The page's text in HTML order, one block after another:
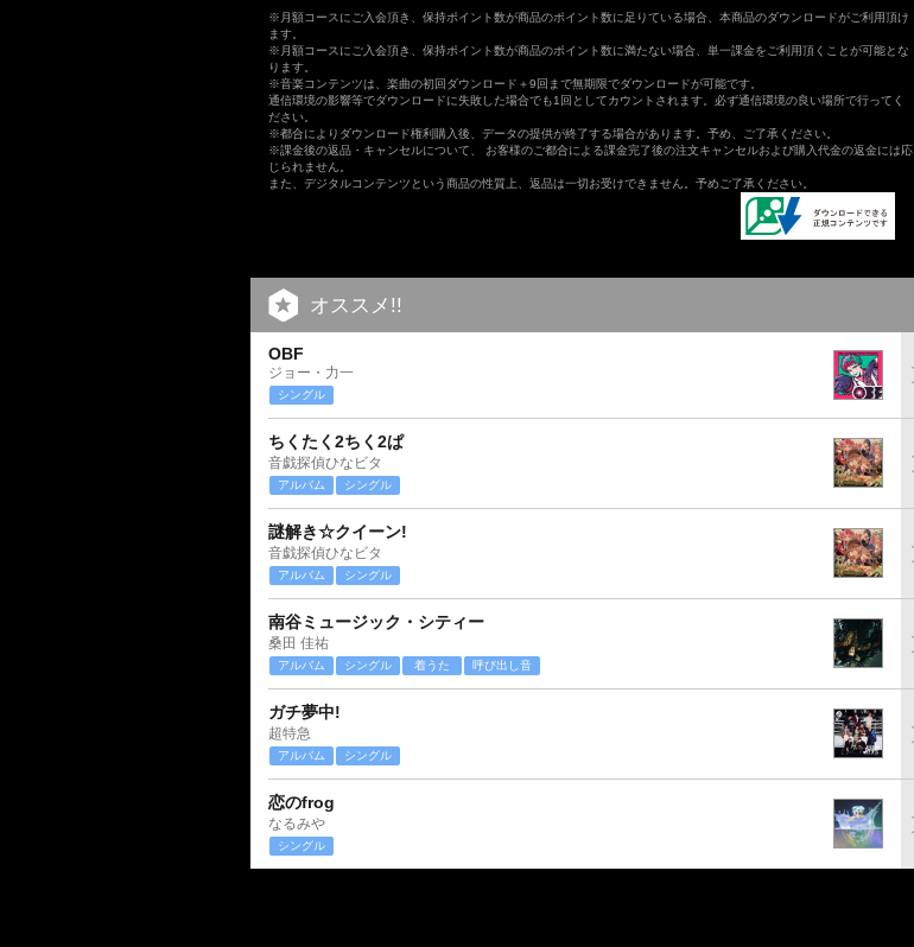
※月額コースにご入会頂き、保持ポイント数が商品のポイント数に足りている場合、本商品のダウンロードがご利用頂け
ます。
※月額コースにご入会頂き、保持ポイント数が商品のポイント数に満たない場合、単一課金をご利用頂くことが可能とな
ります。
※音楽コンテンツは、楽曲の初回ダウンロード＋9回まで無期限でダウンロードが可能です。
通信環境の影響等でダウンロードに失敗した場合でも1回としてカウントされます。必ず通信環境の良い場所で行ってく
ださい。
※都合によりダウンロード権利購入後、データの提供が終了する場合があります。予め、ご了承ください。
※課金後の返品・キャンセルについて、 お客様のご都合による課金完了後の注文キャンセルおよび購入代金の返金には応
じられません。
また、デジタルコンテンツという商品の性質上、返品は一切お受けできません。予めご了承ください。
オススメ!!
OBF
ジョー・力一
シングル
ちくたく2ちく2ぱ
音戯探偵ひなビタ
アルバム シングル
謎解き☆クイーン!
音戯探偵ひなビタ
アルバム シングル
南谷ミュージック・シティー
桑田 佳祐
アルバム シングル 着うた 呼び出し音
ガチ夢中!
超特急
アルバム シングル
恋のfrog
なるみや
シングル